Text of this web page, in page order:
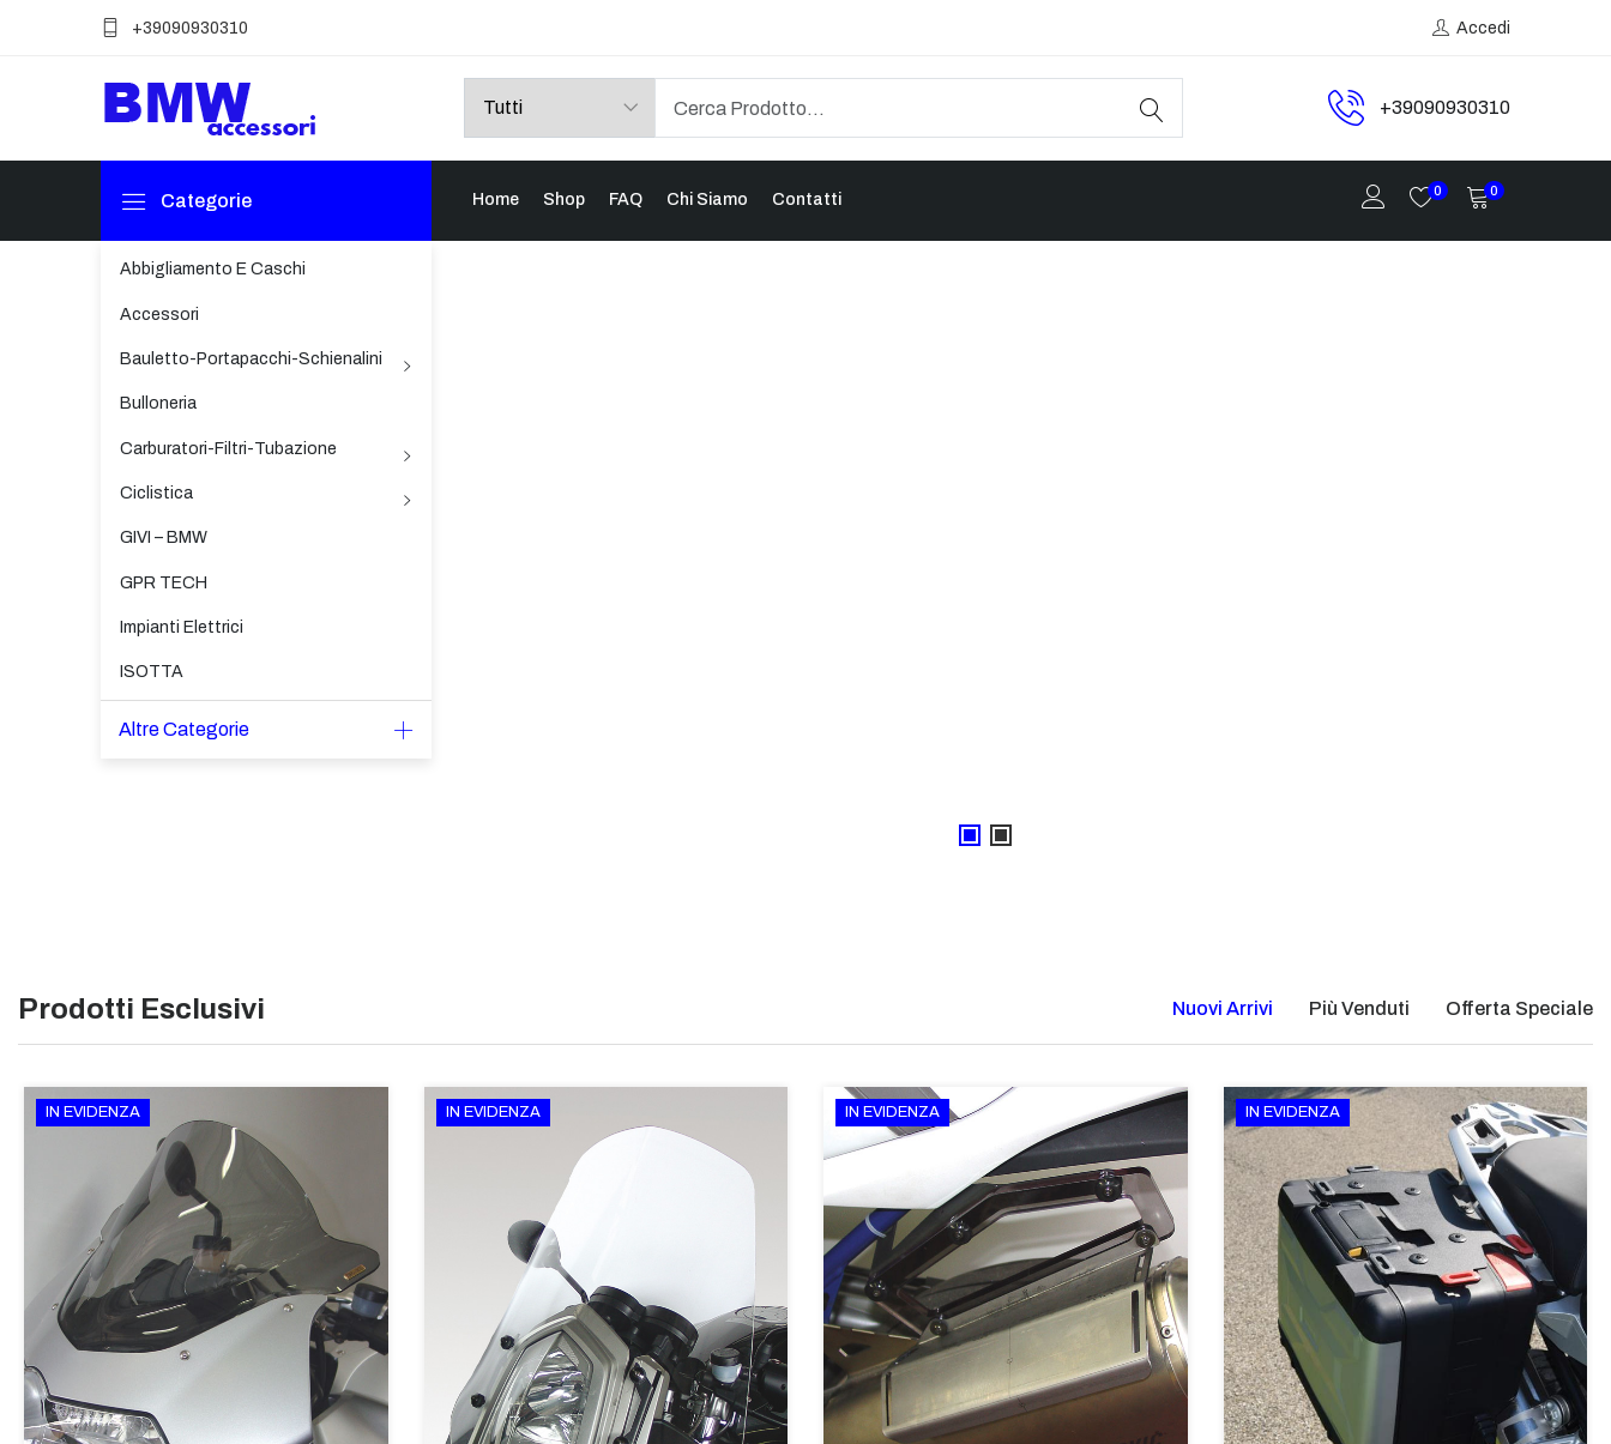
+39090930310 Accedi
+39090930310
Categorie
Abbigliamento E Caschi
Accessori
Bauletto-Portapacchi-Schienalini
Bulloneria
Carburatori-Filtri-Tubazione
Ciclistica
GIVI – BMW
GPR TECH
Impianti Elettrici
ISOTTA
Altre Categorie
Home Shop FAQ Chi Siamo Contatti 0 0
Prodotti Esclusivi Nuovi Arrivi Più Venduti Offerta Speciale
IN EVIDENZA IN EVIDENZA IN EVIDENZA IN EVIDENZA